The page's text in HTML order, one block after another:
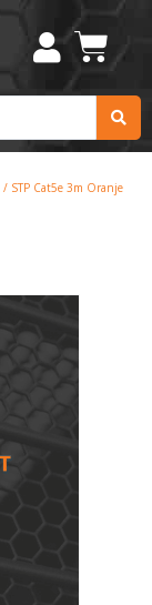
/ STP Cat5e 3m Oranje